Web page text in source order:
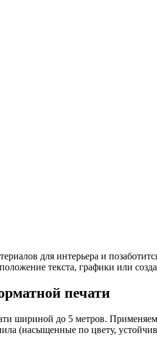
для интерьера и
текста, графики или
печати
шириной до 5 метров.
(насыщенные по цвету,